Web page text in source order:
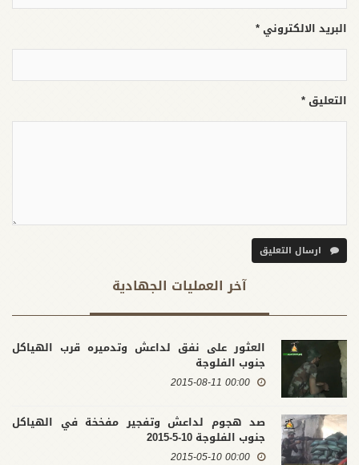
البريد الالكتروني *
التعليق *
ارسال التعليق
آخر العملیات الجهادية
العثور على نفق لداعش وتدميره قرب الهياكل
جنوب الفلوجة
00:00 2015-08-11
صد هجوم لداعش وتفجير مفخخة في الهياكل
جنوب الفلوجة 10-5-2015
00:00 2015-05-10